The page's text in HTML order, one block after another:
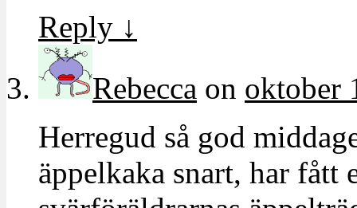
Reply ↓
Rebecca on oktober
Herregud så god
äppelkaka snart, har fått